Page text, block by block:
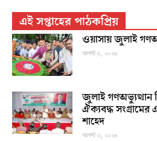
এই সপ্তাহের পাঠকপ্রিয়
ওয়াসায় জুলাই
আগস্ট ৫, ২০২৬
জুলাই গণঅভ্যুত্থান
ঐক্যবদ্ধ সংগ্রামের
শাহেদ
আগস্ট ৩, ২০২৬